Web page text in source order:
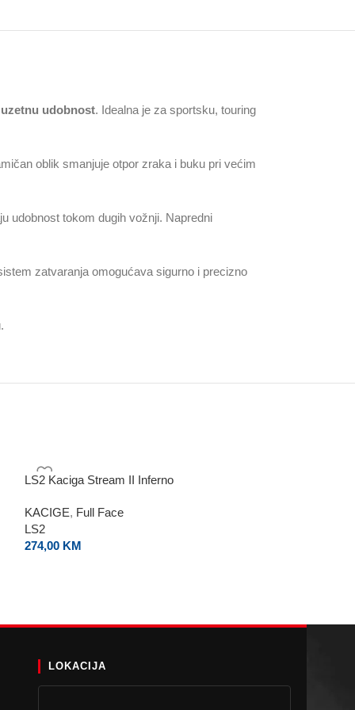
udobnost. Idealna je za sportsku, touring
oblik smanjuje otpor zraka i buku pri većim
udobnost tokom dugih vožnji. Napredni
zatvaranja omogućava sigurno i precizno
LS2 Kaciga Stream II Inferno
KACIGE, Full Face
LS2
274,00 KM
LOKACIJA